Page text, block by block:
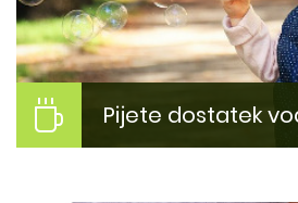
Pijete dostatek